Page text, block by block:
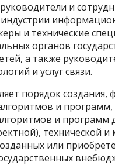
и
и технические
органов
а также
и услуг связи.
порядок
и
и
технической
или